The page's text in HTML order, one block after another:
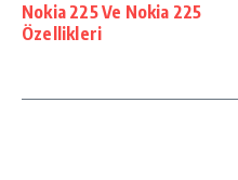
Nokia 225 Ve Nokia 225
Özellikleri